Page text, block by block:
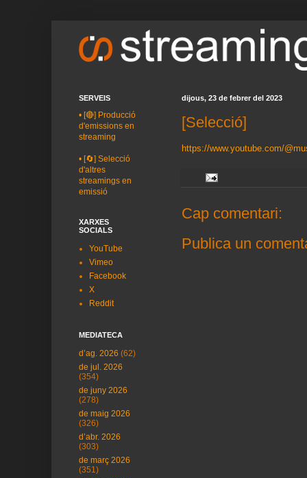
dijous, 23 de febrer del 2023
[Selecció]
https://www.youtube.com/
Cap comentari:
Publica un
SERVEIS
• [🔴] Producció
d'emissions en
streaming
• [🔄] Selecció
d'altres
streamings en
emissió
XARXES
SOCIALS
YouTube
Vimeo
Facebook
X
Reddit
MEDIATECA
d’ag. 2026 (62)
de jul. 2026
(354)
de juny 2026
(278)
de maig 2026
(326)
d’abr. 2026
(303)
de març 2026
(351)